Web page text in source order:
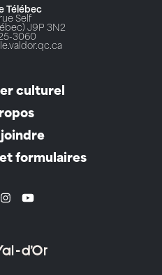
Télébec
Self
J9P 3N2
3060
culturel
joindre
formulaires